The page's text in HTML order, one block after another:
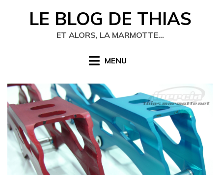
LE BLOG DE THIAS
ET ALORS, LA MARMOTTE…
MENU